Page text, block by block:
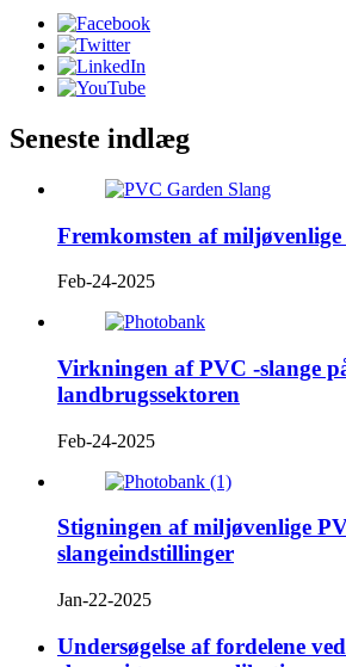
Seneste indlæg
Fremkomsten af
Feb-24-2025
Virkningen af ​​PVC -slange
landbrugssektoren
Feb-24-2025
Stigningen af ​​miljøvenlige
slangeindstillinger
Jan-22-2025
Undersøgelse af fordelene